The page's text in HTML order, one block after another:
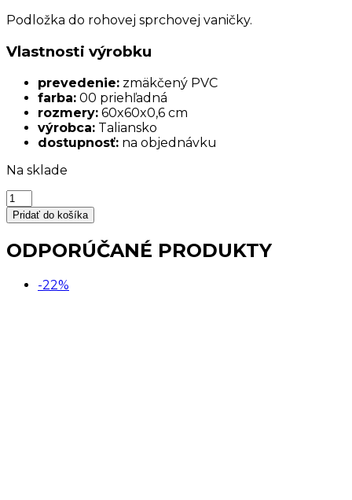
Podložka do rohovej sprchovej vaničky.
Vlastnosti výrobku
prevedenie: zmäkčený PVC
farba: 00 priehľadná
rozmery: 60x60x0,6 cm
výrobca: Taliansko
dostupnosť: na objednávku
Na sklade
množstvo
Podložka
protišmyková
do
sprchy
rohová
Pridať do košíka
ODPORÚČANÉ PRODUKTY
-22%